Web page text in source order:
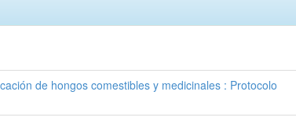
de hongos comestibles y medicinales : Protocolo